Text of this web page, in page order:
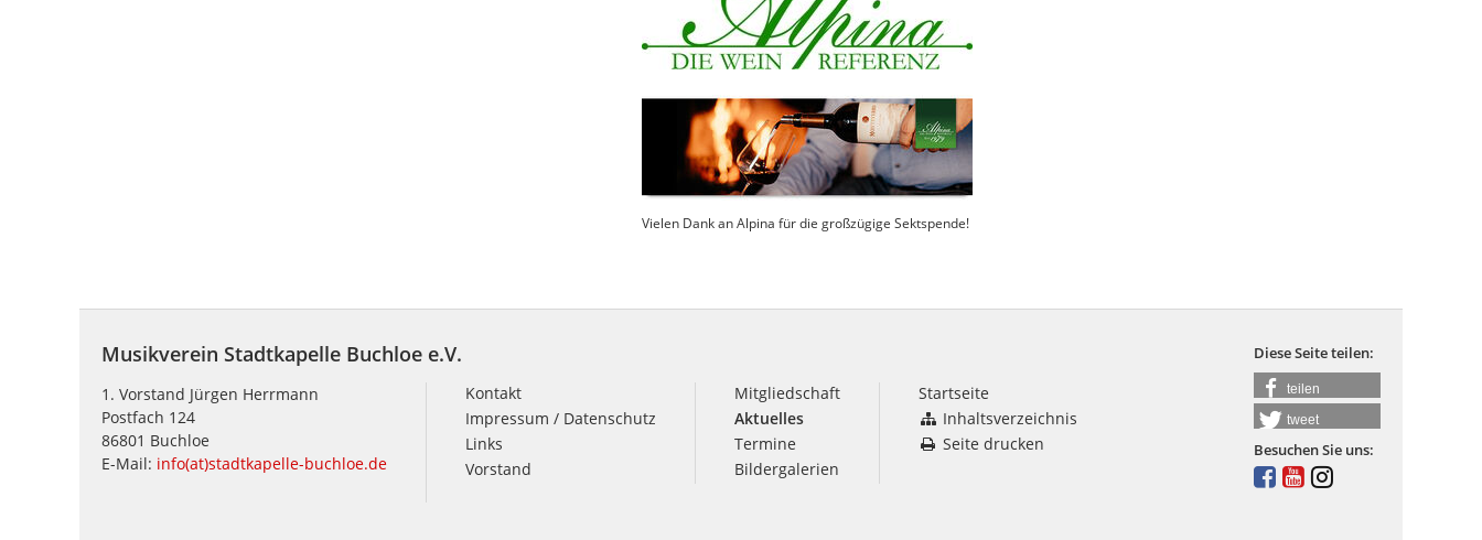
Vielen Dank an Alpina für die großzügige Sektspende!
Musikverein Stadtkapelle Buchloe e.V.
1. Vorstand Jürgen Herrmann
Postfach 124
86801 Buchloe
E-Mail: info(at)stadtkapelle-buchloe.de
Kontakt
Impressum / Datenschutz
Links
Vorstand
Mitgliedschaft
Aktuelles
Termine
Bildergalerien
Startseite
Inhaltsverzeichnis
Seite drucken
Diese Seite teilen:
teilen
tweet
Besuchen Sie uns: